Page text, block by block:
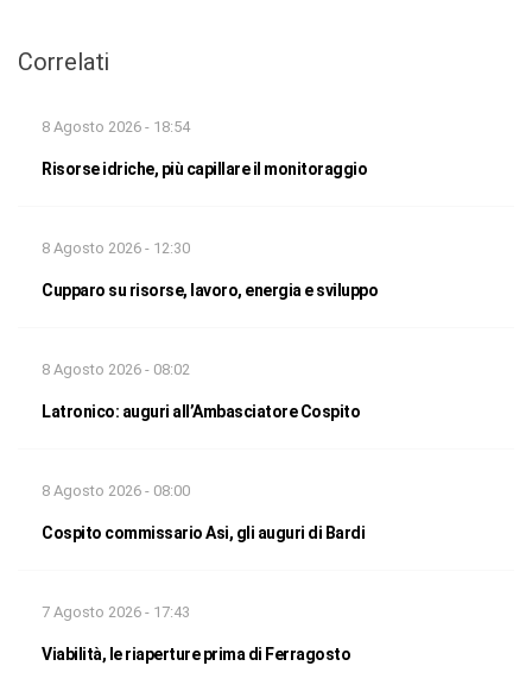
Correlati
8 Agosto 2026 - 18:54
Risorse idriche, più capillare il monitoraggio
8 Agosto 2026 - 12:30
Cupparo su risorse, lavoro, energia e sviluppo
8 Agosto 2026 - 08:02
Latronico: auguri all’Ambasciatore Cospito
8 Agosto 2026 - 08:00
Cospito commissario Asi, gli auguri di Bardi
7 Agosto 2026 - 17:43
Viabilità, le riaperture prima di Ferragosto